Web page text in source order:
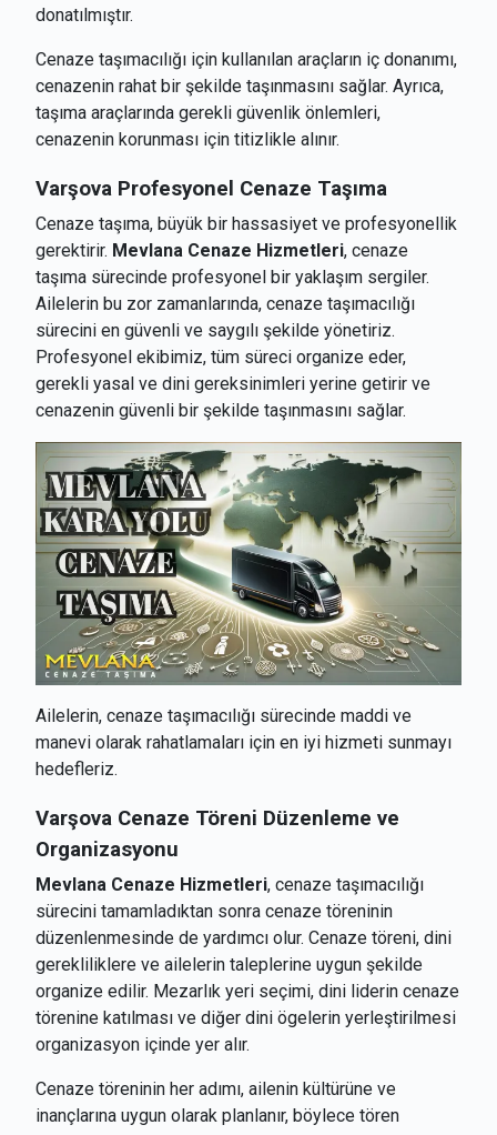
donatılmıştır.
Cenaze taşımacılığı için kullanılan araçların iç donanımı,
cenazenin rahat bir şekilde taşınmasını sağlar. Ayrıca,
taşıma araçlarında gerekli güvenlik önlemleri,
cenazenin korunması için titizlikle alınır.
Varşova Profesyonel Cenaze Taşıma
Cenaze taşıma, büyük bir hassasiyet ve profesyonellik
gerektirir. Mevlana Cenaze Hizmetleri, cenaze
taşıma sürecinde profesyonel bir yaklaşım sergiler.
Ailelerin bu zor zamanlarında, cenaze taşımacılığı
sürecini en güvenli ve saygılı şekilde yönetiriz.
Profesyonel ekibimiz, tüm süreci organize eder,
gerekli yasal ve dini gereksinimleri yerine getirir ve
cenazenin güvenli bir şekilde taşınmasını sağlar.
Ailelerin, cenaze taşımacılığı sürecinde maddi ve
manevi olarak rahatlamaları için en iyi hizmeti sunmayı
hedefleriz.
Varşova Cenaze Töreni Düzenleme ve
Organizasyonu
Mevlana Cenaze Hizmetleri, cenaze taşımacılığı
sürecini tamamladıktan sonra cenaze töreninin
düzenlenmesinde de yardımcı olur. Cenaze töreni, dini
gerekliliklere ve ailelerin taleplerine uygun şekilde
organize edilir. Mezarlık yeri seçimi, dini liderin cenaze
törenine katılması ve diğer dini ögelerin yerleştirilmesi
organizasyon içinde yer alır.
Cenaze töreninin her adımı, ailenin kültürüne ve
inançlarına uygun olarak planlanır, böylece tören